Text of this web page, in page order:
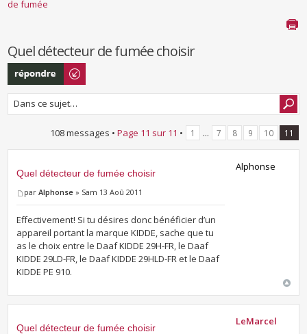
de fumée
Quel détecteur de fumée choisir
Répondre
108 messages • Page 11 sur 11 • 1 ... 7 8 9 10 11
Quel détecteur de fumée choisir
parAlphonse » Sam 13 Aoû 2011
Effectivement! Si tu désires donc bénéficier d’un
appareil portant la marque KIDDE, sache que tu
as le choix entre le Daaf KIDDE 29H-FR, le Daaf
KIDDE 29LD-FR, le Daaf KIDDE 29HLD-FR et le Daaf
KIDDE PE 910.
Alphonse
Quel détecteur de fumée choisir
LeMarcel